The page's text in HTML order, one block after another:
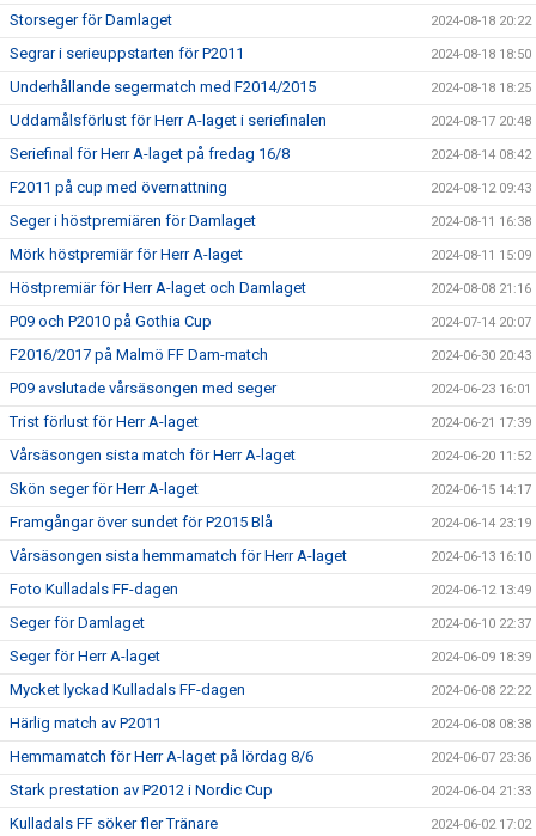
Storseger för Damlaget 2024-08-18 20:22
Segrar i serieuppstarten för P2011 2024-08-18 18:50
Underhållande segermatch med F2014/2015 2024-08-18 18:25
Uddamålsförlust för Herr A-laget i seriefinalen 2024-08-17 20:48
Seriefinal för Herr A-laget på fredag 16/8 2024-08-14 08:42
F2011 på cup med övernattning 2024-08-12 09:43
Seger i höstpremiären för Damlaget 2024-08-11 16:38
Mörk höstpremiär för Herr A-laget 2024-08-11 15:09
Höstpremiär för Herr A-laget och Damlaget 2024-08-08 21:16
P09 och P2010 på Gothia Cup 2024-07-14 20:07
F2016/2017 på Malmö FF Dam-match 2024-06-30 20:43
P09 avslutade vårsäsongen med seger 2024-06-23 16:01
Trist förlust för Herr A-laget 2024-06-21 17:39
Vårsäsongen sista match för Herr A-laget 2024-06-20 11:52
Skön seger för Herr A-laget 2024-06-15 14:17
Framgångar över sundet för P2015 Blå 2024-06-14 23:19
Vårsäsongen sista hemmamatch för Herr A-laget 2024-06-13 16:10
Foto Kulladals FF-dagen 2024-06-12 13:49
Seger för Damlaget 2024-06-10 22:37
Seger för Herr A-laget 2024-06-09 18:39
Mycket lyckad Kulladals FF-dagen 2024-06-08 22:22
Härlig match av P2011 2024-06-08 08:38
Hemmamatch för Herr A-laget på lördag 8/6 2024-06-07 23:36
Stark prestation av P2012 i Nordic Cup 2024-06-04 21:33
Kulladals FF söker fler Tränare 2024-06-02 17:02